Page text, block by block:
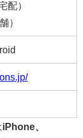
配）
）
iPhone、